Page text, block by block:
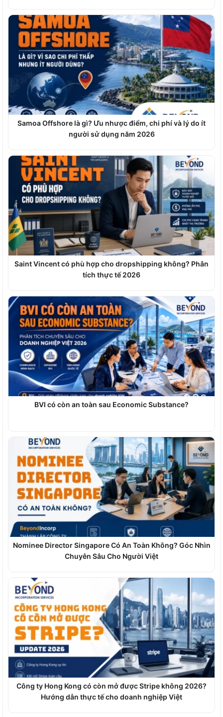
Samoa Offshore là gì? Ưu nhược điểm, chi phí và lý do ít
người sử dụng năm 2026
Saint Vincent có phù hợp cho dropshipping không? Phân
tích thực tế 2026
BVI có còn an toàn sau Economic Substance?
Nominee Director Singapore Có An Toàn Không? Góc Nhìn
Chuyên Sâu Cho Người Việt
Công ty Hong Kong có còn mở được Stripe không 2026?
Hướng dẫn thực tế cho doanh nghiệp Việt